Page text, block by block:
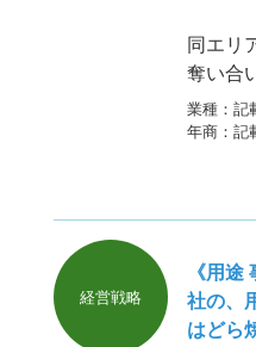
同エリ
奪い合
ィング
益を出
業種： 記
年商： 記
経営戦略
《用
社の、
はどら